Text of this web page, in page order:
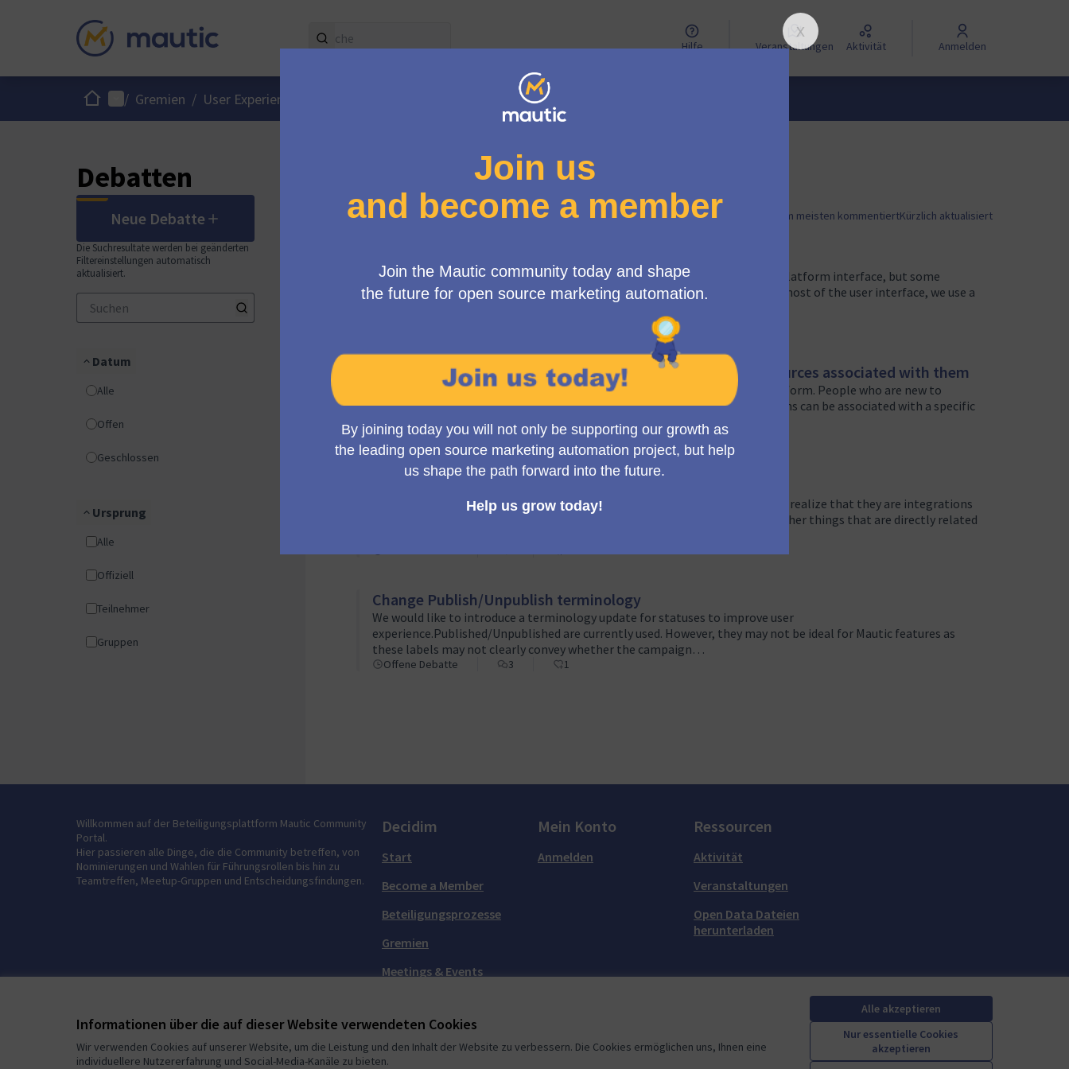
Informationen über die auf dieser Website verwendeten Cookies
Wir verwenden Cookies auf unserer Website, um die Leistung und den Inhalt der Website zu verbessern. Die Cookies ermöglichen uns, Ihnen eine
individuellere Nutzererfahrung und Social-Media-Kanäle zu bieten.
Alle akzeptieren
Nur essentielle Cookies
akzeptieren
Hilfe Veranstaltungen Aktivität Anmelden
StartHauptmenü
/ Gremien / User Experience / Interface Tiger Team Benutzer-Menü
Debatten
Neue Debatte
Die Suchresultate werden bei geänderten
Filtereinstellungen automatisch
aktualisiert.
Datum
Alle
Offen
Geschlossen
Ursprung
Alle
Offiziell
Teilnehmer
Gruppen
Zufällige ReihenfolgeNeueste zuerst Am meisten kommentiertKürzlich aktualisiert
Currently, there are several initiatives addressing both user experience and platform interface, but some
insights about the future of these changes have come to light.To make the most of the user interface, we use a
Create information cards on the Campaigns page about resources associated with them
It focuses on creating a relationship between the different parts of the platform. People who are new to
Mautic sometimes have difficulty understanding that, for example, campaigns can be associated with a specific
type of form and also a s…
26 Mär 2024 → 09 Apr 2024 1 0
Rename Plugins to External Services
If we take an overview of what plugins are today within the platform, we will realize that they are integrations
with external services such as CRM or data analysis tools, lead sources and other things that are directly related
Change Publish/Unpublish terminology
We would like to introduce a terminology update for statuses to improve user
experience.Published/Unpublished are currently used. However, they may not be ideal for Mautic features as
these labels may not clearly convey whether the campaign…
Offene Debatte 3 1
Willkommen auf der Beteiligungsplattform Mautic Community
Portal.
Hier passieren alle Dinge, die die Community betreffen, von
Nominierungen und Wahlen für Führungsrollen bis hin zu
Teamtreffen, Meetup-Gruppen und Entscheidungsfindungen.
Decidim
Start
Become a Member
Beteiligungsprozesse
Gremien
Meetings & Events
Mein Konto
Anmelden
Ressourcen
Aktivität
Veranstaltungen
Open Data Dateien
herunterladen
Mautic Community Portal auf X
Mautic Community Portal auf Facebook
Mautic Community Portal auf Instagram
Mautic Community Portal auf YouTube
Mautic Community Portal auf GitHub